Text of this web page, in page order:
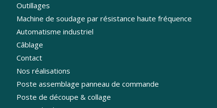
Outillages
Machine de soudage par résistance haute fréquence
Automatisme industriel
Câblage
Contact
Nos réalisations
Poste assemblage panneau de commande
Poste de découpe & collage